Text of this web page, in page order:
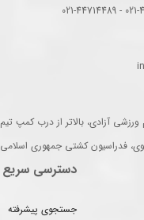
ورزشی آزادی، بالاتر از درب کمپ
فدراسیون کشتی جمهوری اسلامی
دسترسی سریع
جستجوی پیشرفته